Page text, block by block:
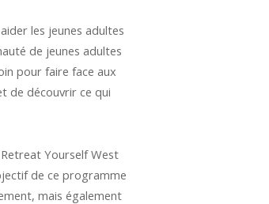
les jeunes adultes
de jeunes adultes
pour faire face aux
de découvrir ce qui
Yourself West
de ce programme
mais également